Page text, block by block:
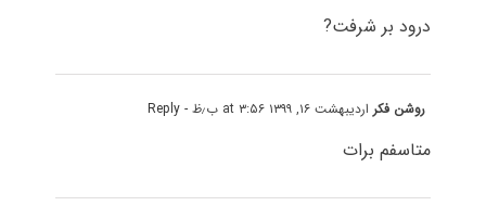
درود بر شرفت?
روشن فکر اردیبهشت ۱۶, ۱۳۹۹ at ۳:۵۶ ب٫ظ - Reply
متاسفم برات